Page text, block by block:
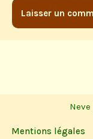
Neve
Mentions légales